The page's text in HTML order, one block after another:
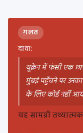
ग़लत
दावा:
यूक्रेन में फंसी एक
मुंबई पहुँचने पर
के लिए कोई नहीं
यह सामग्री